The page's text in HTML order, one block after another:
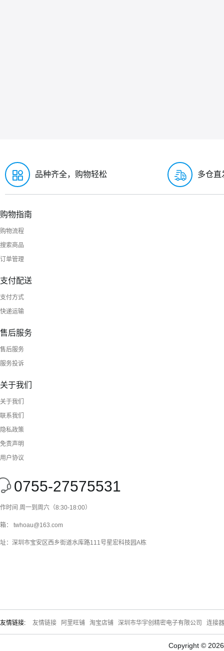
品种齐全，购物轻松 多仓直
购物指南
购物流程
搜索商品
订单管理
支付配送
支付方式
快递运输
售后服务
售后服务
服务投诉
关于我们
关于我们
联系我们
隐私政策
免责声明
用户协议
0755-27575531
时间 周一到周六（8:30-18:00）
： twhoau@163.com
：深圳市宝安区西乡街道水库路111号星宏科技园A栋
友情链接: 友情链接 阿里旺铺 淘宝店铺 深圳市华宇创精密电子有限公司 连接
Copyright ©